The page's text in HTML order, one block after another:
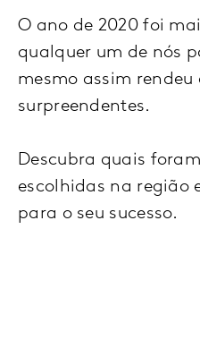
O ano de 2020 foi
qualquer um de nós
mesmo assim
surpreendentes.
Descubra quais
escolhidas na região
para o seu sucesso.